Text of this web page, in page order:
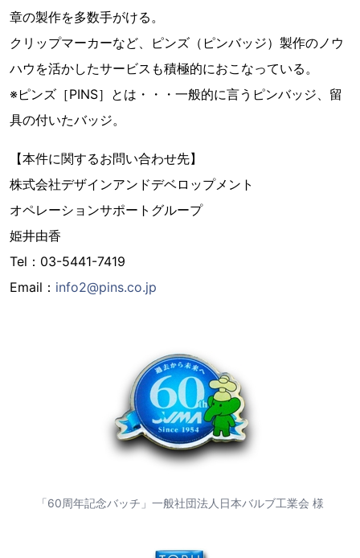
章の製作を多数手がける。
クリップマーカーなど、ピンズ（ピンバッジ）製作のノウ
ハウを活かしたサービスも積極的におこなっている。
※ピンズ［PINS］とは・・・一般的に言うピンバッジ、留
具の付いたバッジ。
【本件に関するお問い合わせ先】
株式会社デザインアンドデベロップメント
オペレーションサポートグループ
姫井由香
Tel：03-5441-7419
Email： info2@pins.co.jp
「60周年記念バッチ」一般社団法人日本バルブ工業会 様